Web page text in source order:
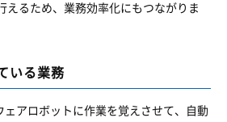
えるため、業務効率化にもつながりま
いる業務
ェアロボットに作業を覚えさせて、自動